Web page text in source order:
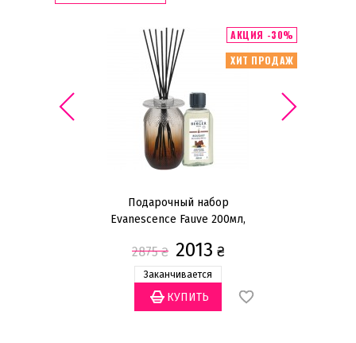
ХИТ ПРОДАЖ
АКЦИЯ -30%
Подарочный набор
Evanescence Fauve 200мл,
2875₴ 2013 ₴
Заканчивается